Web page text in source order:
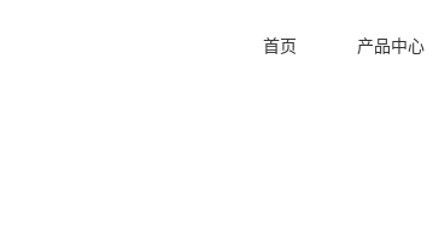
首页 产品中心